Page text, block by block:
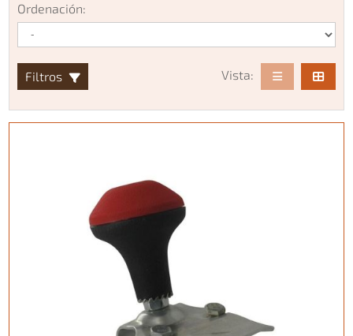
Ordenación:
Filtros Vista: